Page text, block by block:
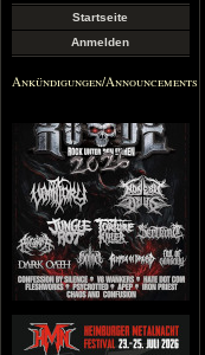
Startseite
Anmelden
Ankündigungen/Announcements